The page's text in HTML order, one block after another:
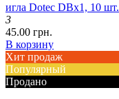
игла Dotec DBx1, 10 шт.
3
45.00 грн.
В корзину
Хит продаж
Популярный
Продано